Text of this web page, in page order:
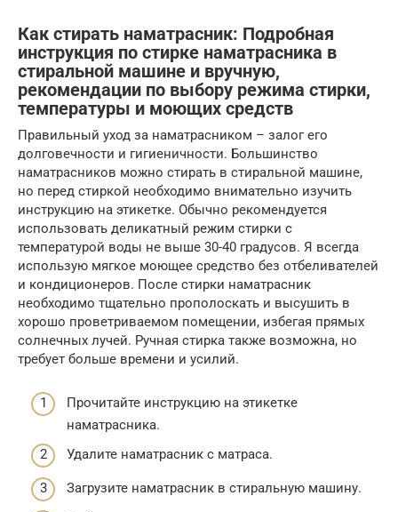
Как стирать наматрасник: Подробная
инструкция по стирке наматрасника в
стиральной машине и вручную,
рекомендации по выбору режима стирки,
температуры и моющих средств
Правильный уход за наматрасником – залог его
долговечности и гигиеничности. Большинство
наматрасников можно стирать в стиральной машине,
но перед стиркой необходимо внимательно изучить
инструкцию на этикетке. Обычно рекомендуется
использовать деликатный режим стирки с
температурой воды не выше 30-40 градусов. Я всегда
использую мягкое моющее средство без отбеливателей
и кондиционеров. После стирки наматрасник
необходимо тщательно прополоскать и высушить в
хорошо проветриваемом помещении, избегая прямых
солнечных лучей. Ручная стирка также возможна, но
требует больше времени и усилий.
Прочитайте инструкцию на этикетке
наматрасника.
Удалите наматрасник с матраса.
Загрузите наматрасник в стиральную машину.